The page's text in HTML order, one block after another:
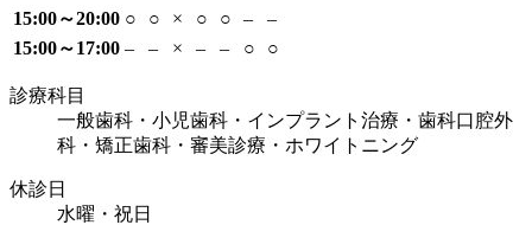
15:00～20:00 ○ ○ × ○ ○ –
–
15:00～17:00 – – × – – ○ ○
診療科目
一般歯科・小児歯科・インプラント治療・歯科口腔外
科・矯正歯科・審美診療・ホワイトニング
休診日
水曜・祝日